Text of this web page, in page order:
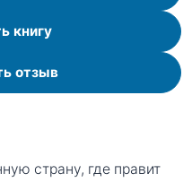
книгу
отзыв
страну, где правит